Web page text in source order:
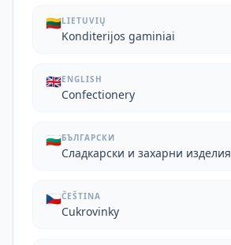
🇱🇹LIETUVIŲ
Konditerijos gaminiai
🇬🇧ENGLISH
Confectionery
🇧🇬БЪЛГАРСКИ
Сладкарски и захарни изделия
🇨🇿ČEŠTINA
Cukrovinky